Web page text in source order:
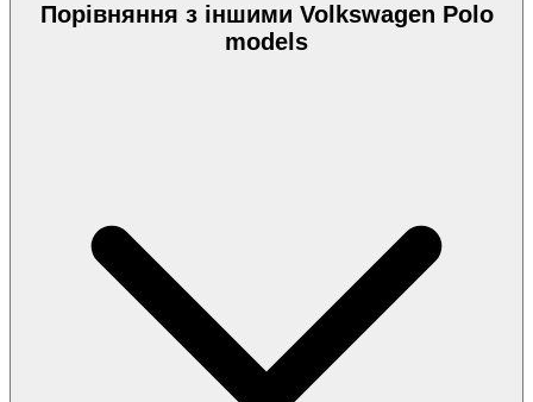
Порівняння з іншими Volkswagen Polo
models